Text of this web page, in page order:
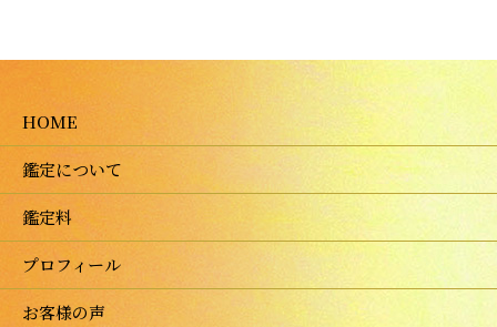
HOME
鑑定について
鑑定料
プロフィール
お客様の声